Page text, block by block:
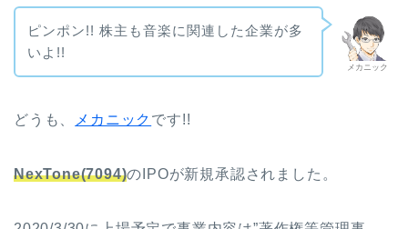
メカニック
ピンポン!! 株主も音楽に関連した企業が多
いよ!!
どうも、 メカニック です!!
NexTone(7094)のIPOが新規承認されました。